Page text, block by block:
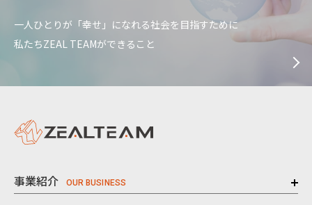
一人ひとりが「幸せ」になれる社会を目指すために
私たちZEAL TEAMができること
事業紹介